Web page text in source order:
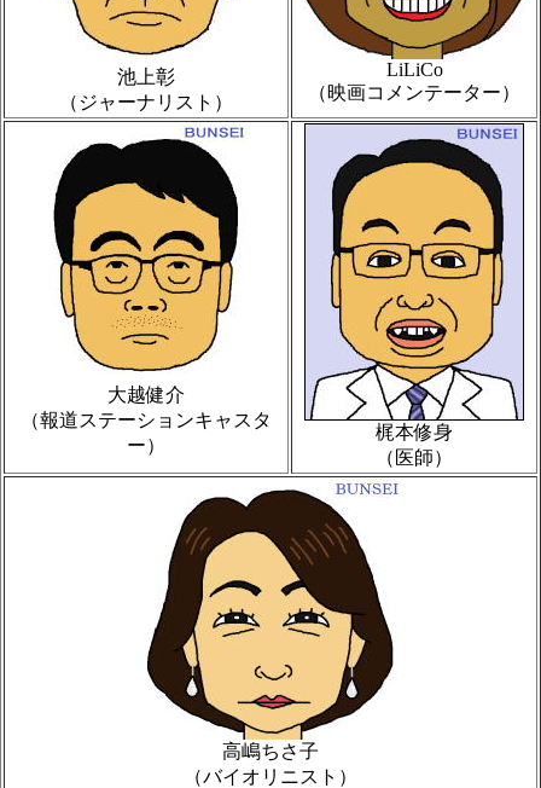
池上彰
（ジャーナリスト）
LiLiCo
（映画コメンテーター）
大越健介
（報道ステーションキャスタ
ー）
梶本修身
（医師）
高嶋ちさ子
（バイオリニスト）